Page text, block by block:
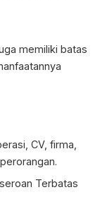
memiliki batas
CV, firma,
Terbatas